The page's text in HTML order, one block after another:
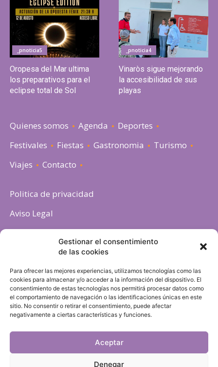
Gestionar el consentimiento
de las cookies
Para ofrecer las mejores experiencias, utilizamos tecnologías como las
cookies para almacenar y/o acceder a la información del dispositivo. El
consentimiento de estas tecnologías nos permitirá procesar datos como
el comportamiento de navegación o las identificaciones únicas en este
sitio. No consentir o retirar el consentimiento, puede afectar
negativamente a ciertas características y funciones.
Aceptar
Denegar
_pnoticia5
Oropesa del Mar ultima
los preparativos para el
eclipse total de Sol
_pnoticia4
Vinaròs sigue mejorando
la accesibilidad de sus
playas
Quienes somos Agenda
Deportes
Festivales
Fiestas Gastronomia
Turismo
Viajes
Contacto
Politica de privacidad
Aviso Legal
Política de cookies